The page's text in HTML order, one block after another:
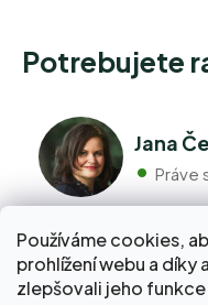
Používáme cookies,
prohlížení webu a
zlepšovali jeho
Potrebujete
Jana
Práve
+420 776 298
Volajte pondelok -